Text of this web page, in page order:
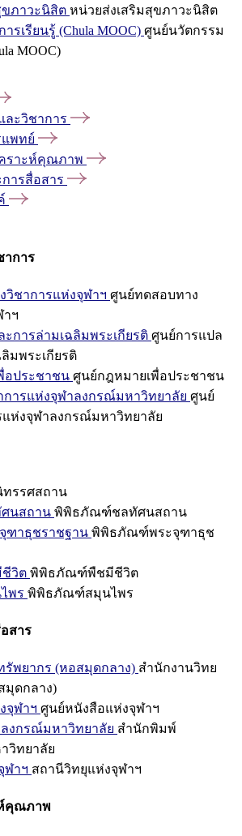
ขภาวะนิสิต หน่วยส่งเสริมสุขภาวะนิสิต
รเรียนรู้ (Chula MOOC) ศูนย์นวัตกรรม
MOOC)
ละวิชาการ
แพทย์
คราะห์คุณภาพ
ารสื่อสาร
าการ
วิชาการแห่งจุฬาฯ ศูนย์ทดสอบทาง
าฯ
การล่ามเฉลิมพระเกียรติ ศูนย์การแปล
มพระเกียรติ
อประชาชน ศูนย์กฎหมายเพื่อประชาชน
การแห่งจุฬาลงกรณ์มหาวิทยาลัย ศูนย์
แห่งจุฬาลงกรณ์มหาวิทยาลัย
ทรรศสถาน
นสถาน พิพิธภัณฑ์ชลทัศนสถาน
าธุชราชฐาน พิพิธภัณฑ์พระจุฑาธุช
วิต พิพิธภัณฑ์พืชมีชีวิต
พร พิพิธภัณฑ์สมุนไพร
สาร
รัพยากร (หอสมุดกลาง) สำนักงานวิทย
มุดกลาง)
จุฬาฯ ศูนย์หนังสือแห่งจุฬาฯ
งกรณ์มหาวิทยาลัย สำนักพิมพ์
วิทยาลัย
ฬาฯ สถานีวิทยุแห่งจุฬาฯ
ห์คุณภาพ